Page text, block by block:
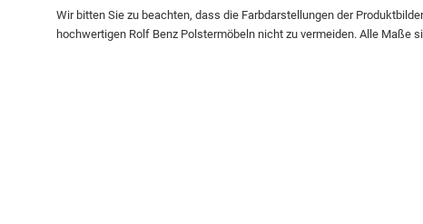
Wir bitten Sie zu beachten, dass die Farbdarstellungen der
hochwertigen Rolf Benz Polstermöbeln nicht zu vermeiden. Alle Maße